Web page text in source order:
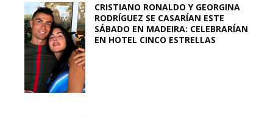
CRISTIANO RONALDO Y GEORGINA
RODRÍGUEZ SE CASARÍAN ESTE
SÁBADO EN MADEIRA: CELEBRARÍAN
EN HOTEL CINCO ESTRELLAS